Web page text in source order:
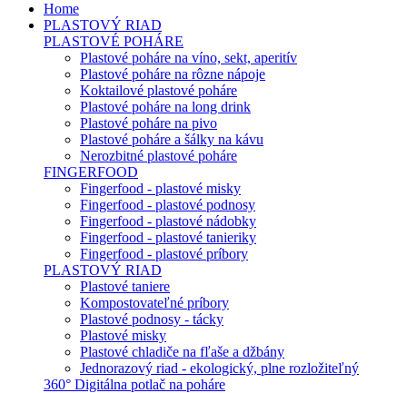
Home
PLASTOVÝ RIAD
PLASTOVÉ POHÁRE
Plastové poháre na víno, sekt, aperitív
Plastové poháre na rôzne nápoje
Koktailové plastové poháre
Plastové poháre na long drink
Plastové poháre na pivo
Plastové poháre a šálky na kávu
Nerozbitné plastové poháre
FINGERFOOD
Fingerfood - plastové misky
Fingerfood - plastové podnosy
Fingerfood - plastové nádobky
Fingerfood - plastové tanieriky
Fingerfood - plastové príbory
PLASTOVÝ RIAD
Plastové taniere
Kompostovateľné príbory
Plastové podnosy - tácky
Plastové misky
Plastové chladiče na fľaše a džbány
Jednorazový riad - ekologický, plne rozložiteľný
360° Digitálna potlač na poháre